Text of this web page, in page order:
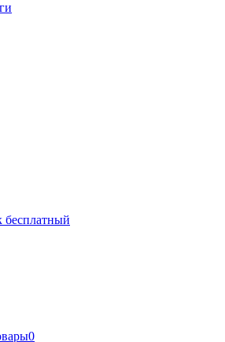
бесплатный
0